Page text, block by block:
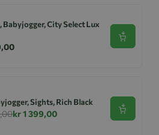
Babyjogger, City Select Lux
Se
Sights, Rich Black
kr 1 399,00 Se